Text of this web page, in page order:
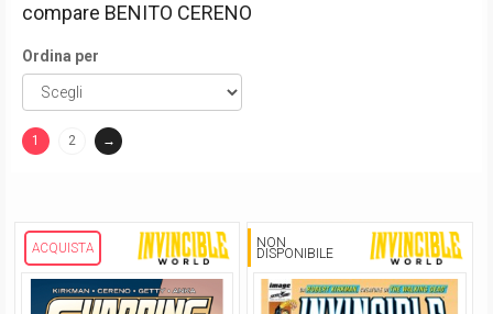
compare BENITO CERENO
Ordina per
1
2 →
ACQUISTA NON
DISPONIBILE